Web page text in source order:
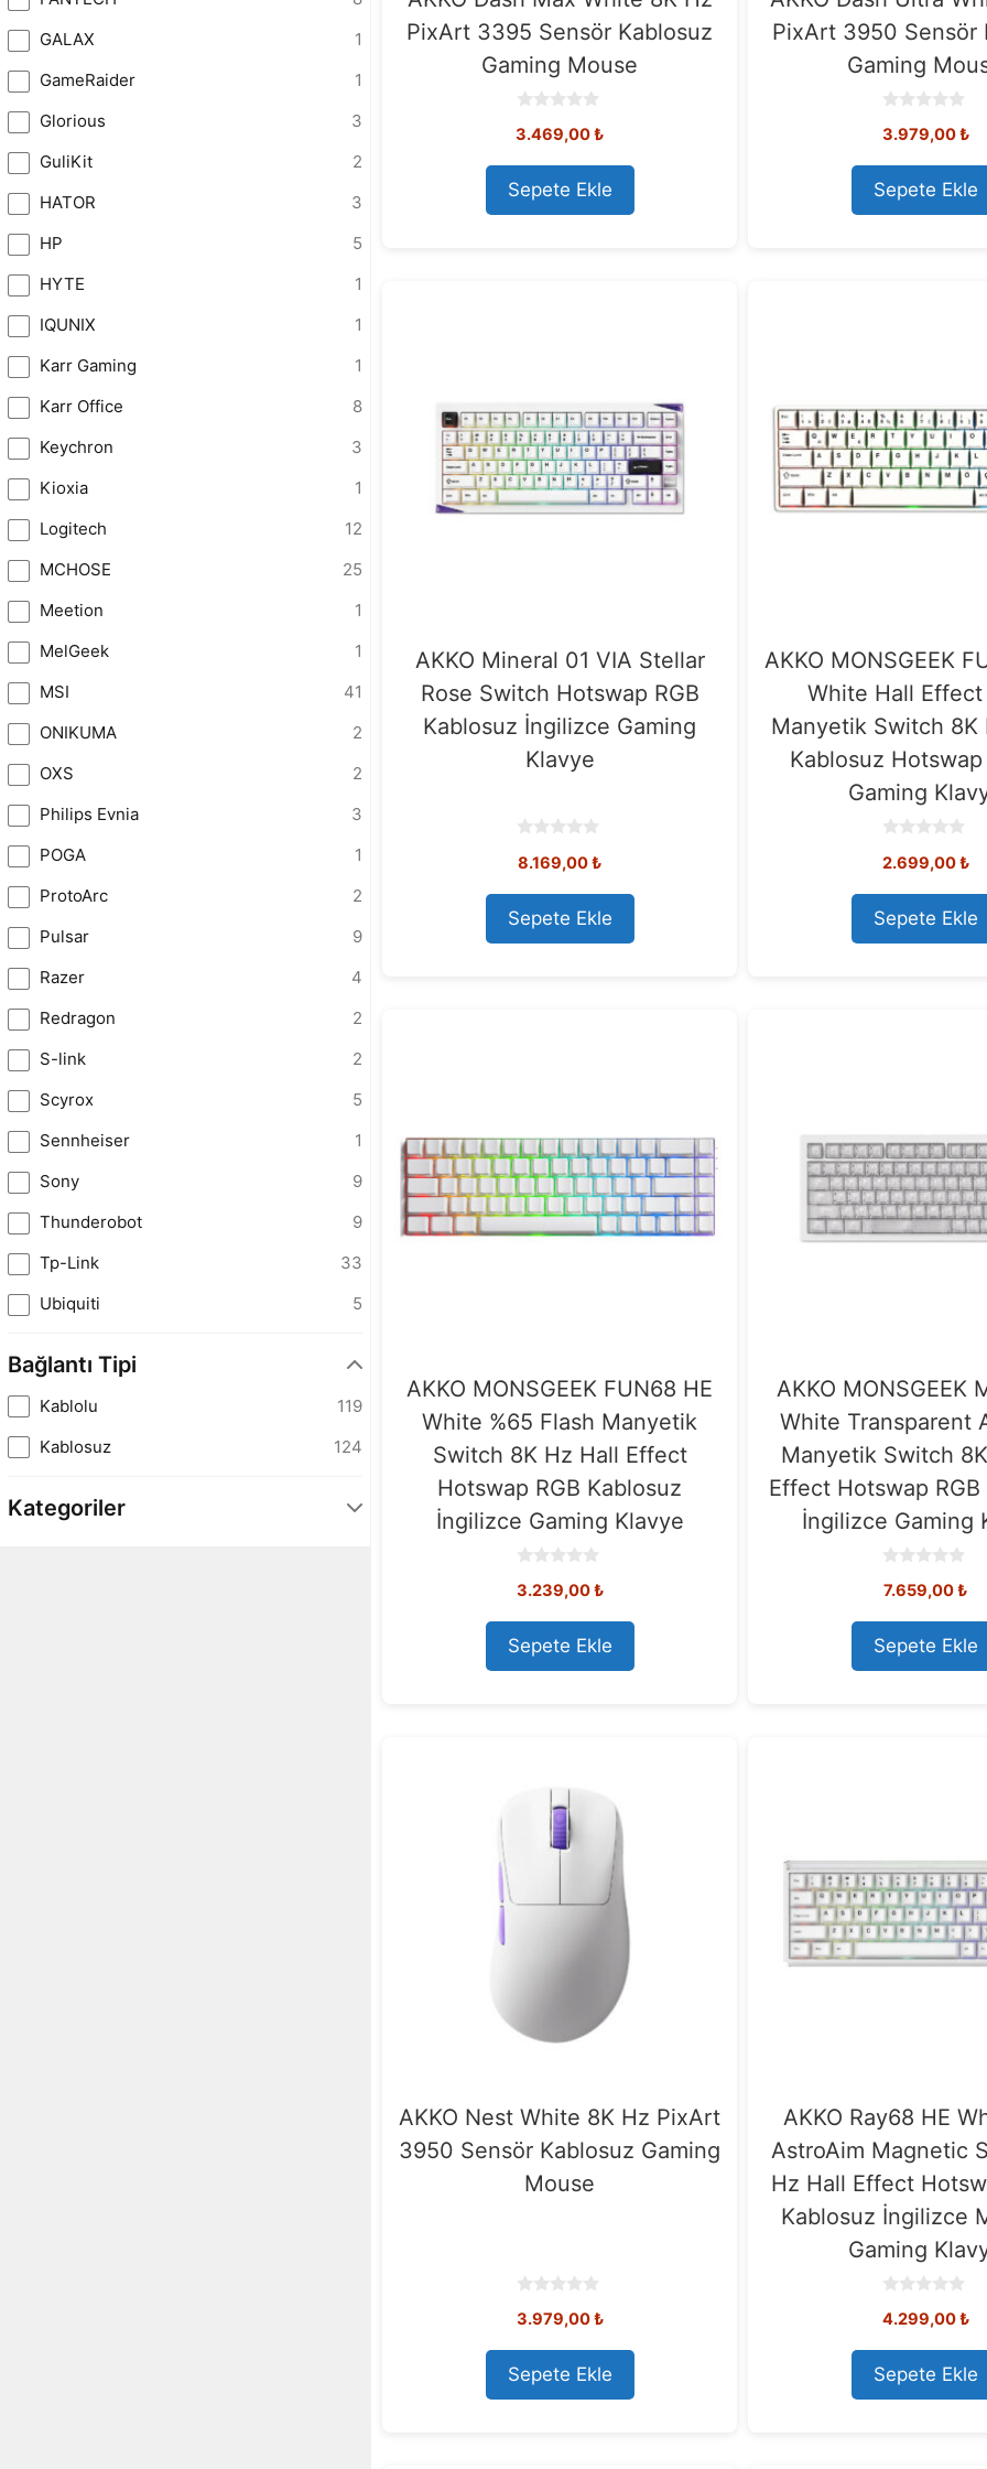
PixArt 3395 Sensör Kablosuz
Gaming Mouse
o
t
o
f
5
3.469,00₺
Sepete Ekle
PixArt 3950 Sensör
Gaming
o
t
o
f
5
3.979,00₺
Sepete Ekle
AKKO Mineral 01 VIA Stellar
Rose Switch Hotswap RGB
Kablosuz İngilizce Gaming
Klavye
o
t
o
f
5
8.169,00₺
Sepete Ekle
AKKO MONSGEEK
White Hall Effect
Manyetik Switch 8K
Kablosuz
Gaming
o
t
o
f
5
2.699,00₺
Sepete Ekle
AKKO MONSGEEK FUN68 HE
White %65 Flash Manyetik
Switch 8K Hz Hall Effect
Hotswap RGB Kablosuz
İngilizce Gaming Klavye
o
t
o
f
5
3.239,00₺
Sepete Ekle
AKKO MONSGEEK
White Transparent
Manyetik Switch
Effect Hotswap RGB
İngilizce Gaming
o
t
o
f
5
7.659,00₺
Sepete Ekle
AKKO Nest White 8K Hz PixArt
3950 Sensör Kablosuz Gaming
Mouse
o
t
o
f
5
3.979,00₺
Sepete Ekle
AKKO Ray68 HE
AstroAim Magnetic
Hz Hall Effect
Kablosuz İngilizce
Gaming
o
t
o
f
5
4.299,00₺
Sepete Ekle
GALAX
1
GameRaider
1
Glorious
3
GuliKit
2
HATOR
3
HP
5
HYTE
1
IQUNIX
1
Karr Gaming
1
Karr Office
8
Keychron
3
Kioxia
1
Logitech
12
MCHOSE
25
Meetion
1
MelGeek
1
MSI
41
ONIKUMA
2
OXS
2
Philips Evnia
3
POGA
1
ProtoArc
2
Pulsar
9
Razer
4
Redragon
2
S-link
2
Scyrox
5
Sennheiser
1
Sony
9
Thunderobot
9
Tp-Link
33
Ubiquiti
5
Bağlantı Tipi
Kablolu
119
Kablosuz
124
Kategoriler